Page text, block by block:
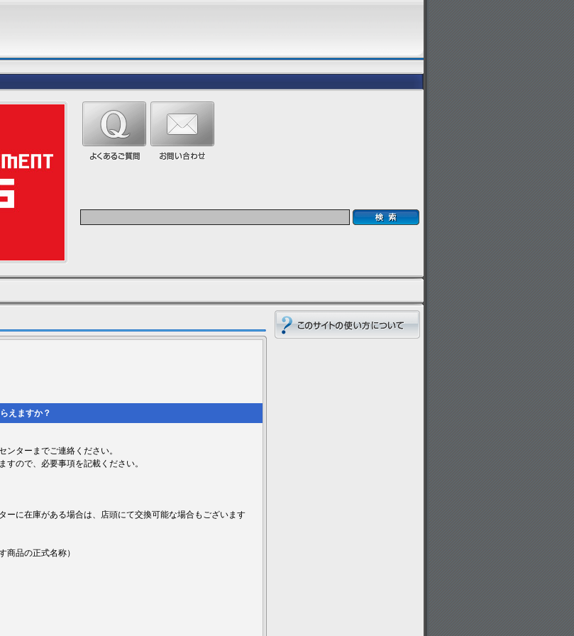
えますか？
ンターまでご連絡ください。
ので、必要事項を記載ください。
ーに在庫がある場合は、店頭にて交換可能な場合もございます
商品の正式名称）